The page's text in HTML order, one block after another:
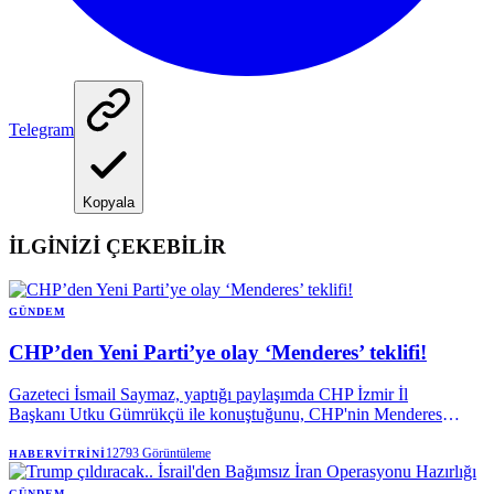
Telegram
Kopyala
İLGİNİZİ ÇEKEBİLİR
GÜNDEM
CHP’den Yeni Parti’ye olay ‘Menderes’ teklifi!
Gazeteci İsmail Saymaz, yaptığı paylaşımda CHP İzmir İl
Başkanı Utku Gümrükçü ile konuştuğunu, CHP'nin Menderes
duyurdu ve yapılan teklifi açıkladı.
HABERVITRINI12793 Görüntüleme